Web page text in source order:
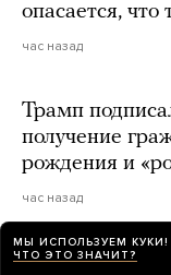
опасается, что
час назад
Трамп
получение
рождения и
час назад
В Таиланде
МЫ ИСПОЛЬЗУЕМ КУКИ!
ЧТО ЭТО ЗНАЧИТ?